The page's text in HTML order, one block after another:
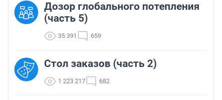
Дозор глобального потепления
(часть 5)
35 391 659
Стол заказов (часть 2)
1 223 217 682